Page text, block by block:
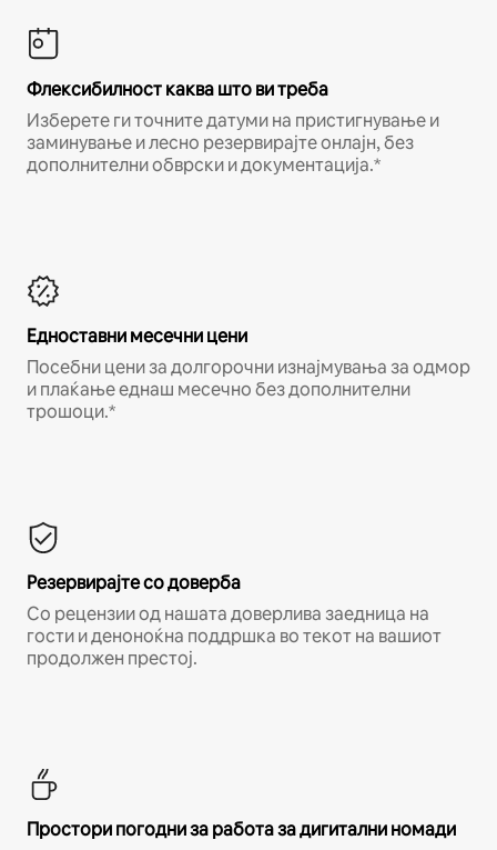
Флексибилност каква што ви треба
Изберете ги точните датуми на пристигнување и
заминување и лесно резервирајте онлајн, без
дополнителни обврски и документација.*
Едноставни месечни цени
Посебни цени за долгорочни изнајмувања за одмор
и плаќање еднаш месечно без дополнителни
трошоци.*
Резервирајте со доверба
Со рецензии од нашата доверлива заедница на
гости и деноноќна поддршка во текот на вашиот
продолжен престој.
Простори погодни за работа за дигитални номади